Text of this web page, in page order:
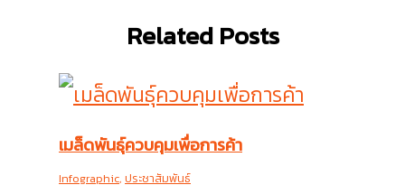
Related Posts
เมล็ดพันธุ์ควบคุมเพื่อการค้า
Infographic, ประชาสัมพันธ์